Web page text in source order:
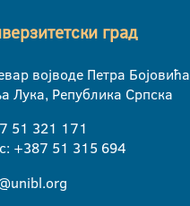
град
војводе Петра Бојовића
Лука, Република Српска
51 321 171
+387 51 315 694